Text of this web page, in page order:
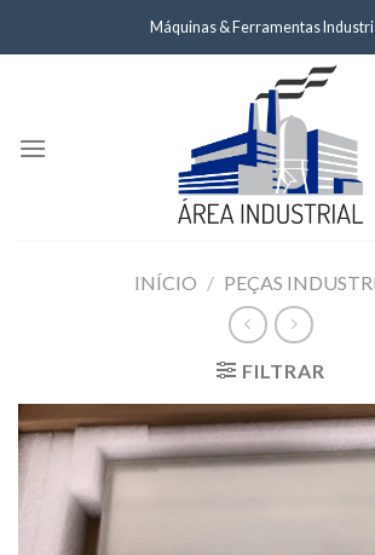
Máquinas & Ferramentas
INÍCIO / PEÇAS
FILTRAR